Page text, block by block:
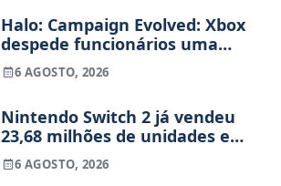
Halo: Campaign Evolved: Xbox
despede funcionários uma
semana após o lançamento
6 AGOSTO, 2026
Nintendo Switch 2 já vendeu
23,68 milhões de unidades e
está 4 milhões à frente da
Switch original no mesmo
6 AGOSTO, 2026